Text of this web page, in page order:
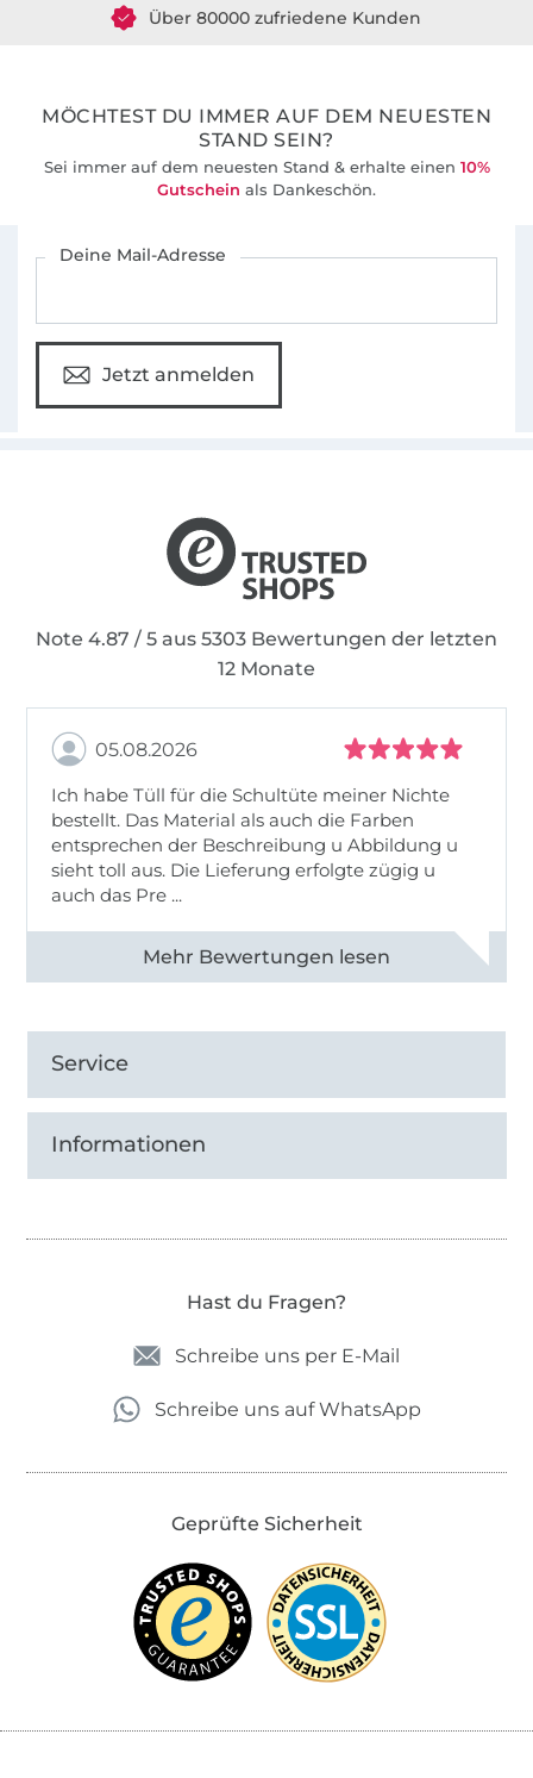
MÖCHTEST DU IMMER AUF DEM NEUESTEN
STAND SEIN?
Sei immer auf dem neuesten Stand & erhalte einen 10%
Gutschein als Dankeschön.
Deine Mail-Adresse
Jetzt anmelden
Note 4.87 / 5 aus 5303 Bewertungen der letzten
12 Monate
05.08.2026
Ich habe Tüll für die Schultüte meiner Nichte
bestellt. Das Material als auch die Farben
entsprechen der Beschreibung u Abbildung u
sieht toll aus. Die Lieferung erfolgte zügig u
auch das Pre ...
Alle 82950 Bewertungen ansehen
Service
Informationen
Hast du Fragen?
Schreibe uns per E-Mail
Schreibe uns auf WhatsApp
Geprüfte Sicherheit